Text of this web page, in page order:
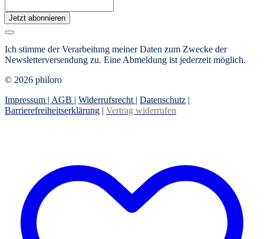
Jetzt abonnieren
Ich stimme der Verarbeitung meiner Daten zum Zwecke der
Newsletterversendung zu. Eine Abmeldung ist jederzeit möglich.
© 2026 philoro
Impressum | AGB Widerrufsrecht Datenschutz
Barrierefreiheitserklärung
Vertrag widerrufen